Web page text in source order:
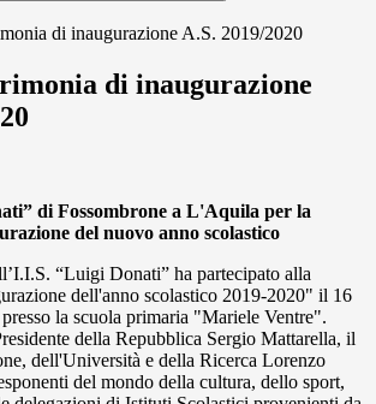
di inaugurazione A.S. 2019/2020
di inaugurazione
di Fossombrone a L'Aquila per la
del nuovo anno scolastico
“Luigi Donati” ha partecipato alla
dell'anno scolastico 2019-2020" il 16
la scuola primaria "Mariele Ventre".
della Repubblica Sergio Mattarella, il
dell'Università e della Ricerca Lorenzo
del mondo della cultura, dello sport,